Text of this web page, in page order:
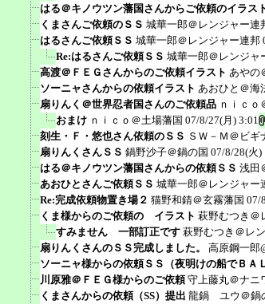
はる＠キノウツン藩国さんからご依頼のイラス
くまさんご依頼のＳＳ 城華一郎＠レンジャー連
はるさんご依頼ＳＳ 城華一郎＠レンジャー連邦
Re:はるさんご依頼ＳＳ 城華一郎＠レンジャ
高渡＠ＦＥＧさんからのご依頼イラスト あやの
ソーニャさんからの依頼イラスト あおひと＠海
扇りんく＠世界忍者国さんのご依頼品 ｎｉｃｏ
おまけ ｎｉｃｏ＠土場藩国 07/8/27(月) 3:01
刻生・Ｆ・悠也さん依頼のＳＳ ＳＷ－Ｍ＠ビギ
扇りんくさんＳＳ 鍋野沙子＠鍋の国 07/8/28(火)
はる＠キノウツン藩国さんからの依頼ＳＳ 浅田
あおひとさんご依頼ＳＳ 城華一郎＠レンジャー
Re:完成依頼物置き場２ 猫野和錆＠玄霧藩国 07/
くま様からのご依頼の イラスト 萩野むつき＠
すみません 一部訂正です 萩野むつき＠レ
扇りんくさんのＳＳ完成しました。
高原鋼一郎
ソーニャ様からの依頼ＳＳ（夜明けの船でＢＡ
川原雅＠ＦＥＧ様からのご依頼 守上藤丸＠ナニ
くまさんからの依頼（SS）提出 龍鍋 ユウ＠鍋